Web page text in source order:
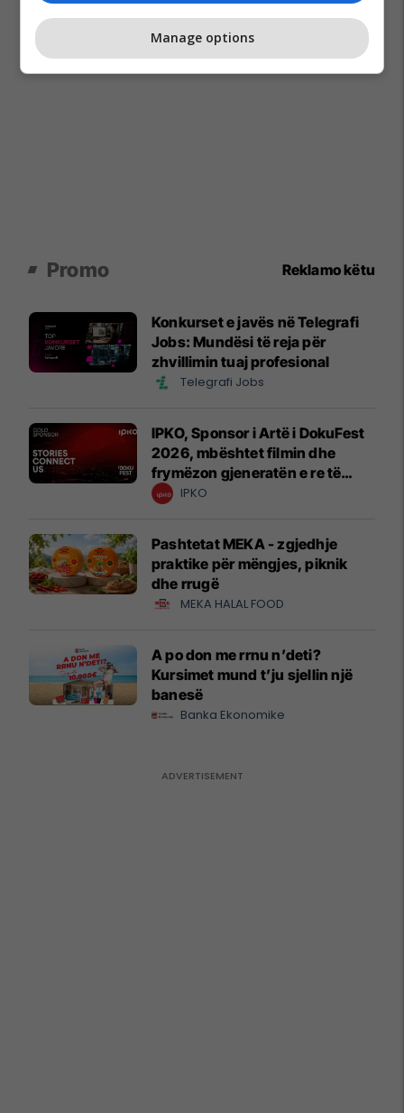
Promo Reklamo këtu
Konkurset e javës në Telegrafi
Jobs: Mundësi të reja për
zhvillimin tuaj profesional
Telegrafi Jobs
IPKO, Sponsor i Artë i DokuFest
2026, mbështet filmin dhe
frymëzon gjeneratën e re të
krijuesve
IPKO
Pashtetat MEKA - zgjedhje
praktike për mëngjes, piknik
dhe rrugë
MEKA HALAL FOOD
A po don me rrnu n’deti?
Kursimet mund t’ju sjellin një
banesë
Banka Ekonomike
Manage options